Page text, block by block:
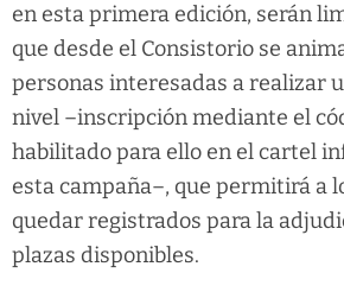
en esta primera edición, serán
que desde el Consistorio se
personas interesadas a realizar
nivel –inscripción mediante el
habilitado para ello en el cartel
esta campaña–, que permitirá a
quedar registrados para la
plazas disponibles.